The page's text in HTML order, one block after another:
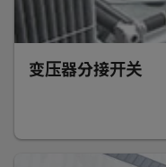
变压器分接开关